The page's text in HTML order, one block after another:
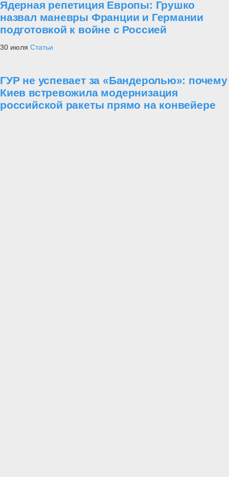
Ядерная репетиция Европы: Грушко
назвал маневры Франции и Германии
подготовкой к войне с Россией
30 июля Статьи
ГУР не успевает за «Бандеролью»: почему
Киев встревожила модернизация
российской ракеты прямо на конвейере